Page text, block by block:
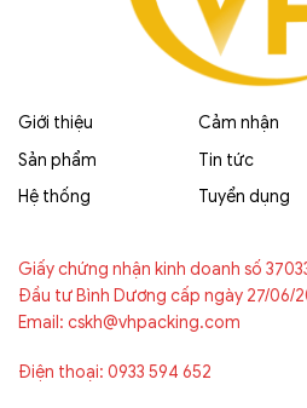
Giới thiệu
Sản phẩm
Hệ thống
Cảm nhận
Tin tức
Tuyển dụng
Giấy chứng nhận kinh doanh số
Đầu tư Bình Dương cấp ngày 27/06/
Email: cskh@vhpacking.com
Điện thoại: 0933 594 652